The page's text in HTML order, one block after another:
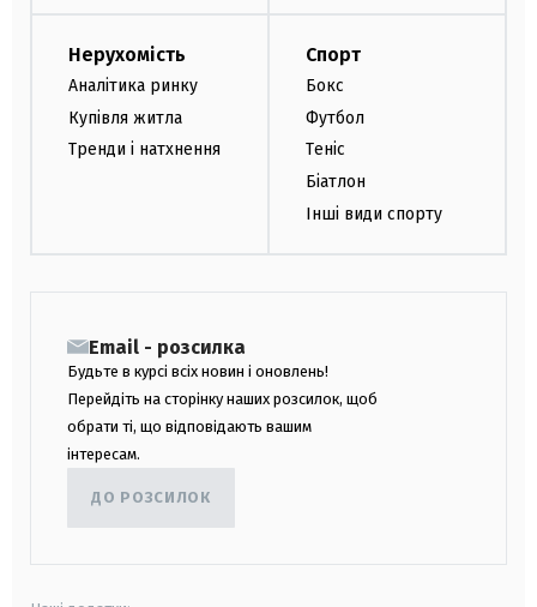
Нерухомість
Аналітика ринку
Купівля житла
Тренди і натхнення
Спорт
Бокс
Футбол
Теніс
Біатлон
Інші види спорту
Email - розсилка
Будьте в курсі всіх новин і оновлень!
Перейдіть на сторінку наших розсилок, щоб
обрати ті, що відповідають вашим
інтересам.
ДО РОЗСИЛОК